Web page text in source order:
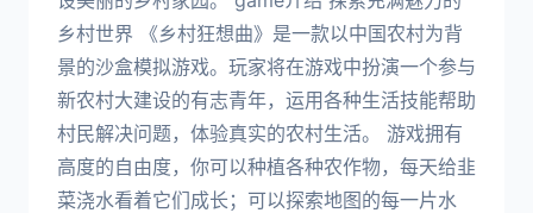
乡村世界 《乡村狂想曲》是一款以中国农村为背
景的沙盒模拟游戏。玩家将在游戏中扮演一个参与
新农村大建设的有志青年，运用各种生活技能帮助
村民解决问题，体验真实的农村生活。 游戏拥有
高度的自由度，你可以种植各种农作物，每天给韭
菜浇水看着它们成长；可以探索地图的每一片水